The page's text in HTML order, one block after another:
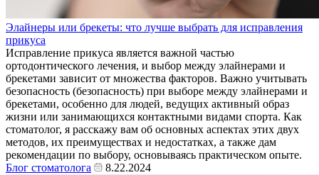
Элайнеры или брекеты: что лучше выбрать для исправления
прикуса
Исправление прикуса является важной частью
ортодонтического лечения, и выбор между элайнерами и
брекетами зависит от множества факторов. Важно учитывать
безопасность (безопасность) при выборе между элайнерами и
брекетами, особенно для людей, ведущих активный образ
жизни или занимающихся контактными видами спорта. Как
стоматолог, я расскажу вам об основных аспектах этих двух
методов, их преимуществах и недостатках, а также дам
рекомендации по выбору, основываясь практическом опыте.
Блог стоматолога
8.22.2024